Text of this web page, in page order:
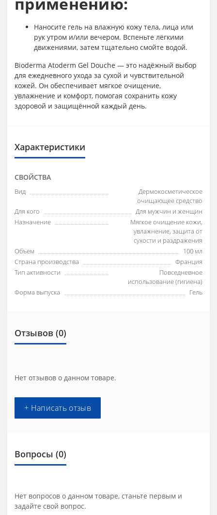
Наносите гель на влажную кожу тела, лица или
рук утром и/или вечером. Вспеньте лёгкими
движениями, затем тщательно смойте водой.
Bioderma Atoderm Gel Douche — это надёжный выбор
для ежедневного ухода за сухой и чувствительной
кожей. Он обеспечивает мягкое очищение,
увлажнение и комфорт, помогая сохранить кожу
здоровой и защищённой каждый день.
Характеристики
СВОЙСТВА
Вид
Дермокосметическое
очищающее средство
Для кого
Для мужчин и женщин
Назначение
Мягкое очищение кожи,
увлажнение, защита от
сухости и раздражения
Объем
100 мл
Страна производства
Франция
Тип активности
Повседневное
использование (гигиена)
Форма выпуска
Гель
Отзывов (0)
Нет отзывов о данном товаре.
+ Написать отзыв
Вопросы (0)
Нет вопросов о данном товаре, станьте первым и
задайте свой вопрос.